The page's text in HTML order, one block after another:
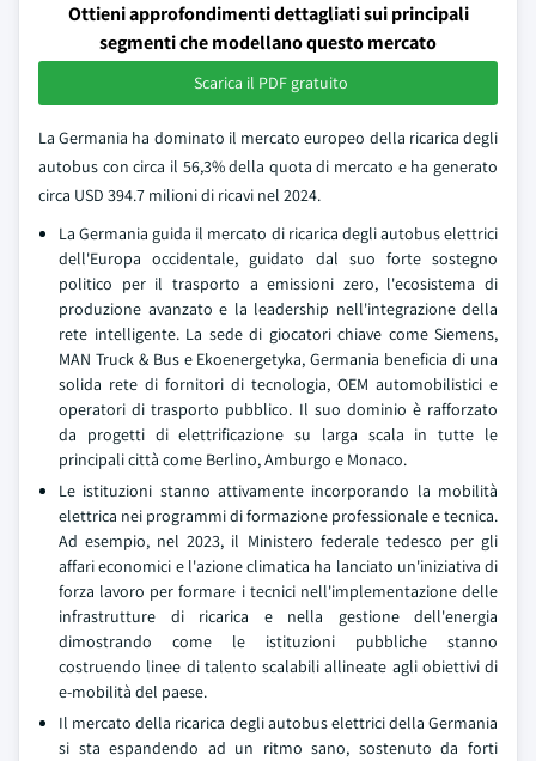
Ottieni approfondimenti dettagliati sui principali
segmenti che modellano questo mercato
Scarica il PDF gratuito
La Germania ha dominato il mercato europeo della ricarica degli
autobus con circa il 56,3% della quota di mercato e ha generato
circa USD 394.7 milioni di ricavi nel 2024.
La Germania guida il mercato di ricarica degli autobus elettrici
dell'Europa occidentale, guidato dal suo forte sostegno
politico per il trasporto a emissioni zero, l'ecosistema di
produzione avanzato e la leadership nell'integrazione della
rete intelligente. La sede di giocatori chiave come Siemens,
MAN Truck & Bus e Ekoenergetyka, Germania beneficia di una
solida rete di fornitori di tecnologia, OEM automobilistici e
operatori di trasporto pubblico. Il suo dominio è rafforzato
da progetti di elettrificazione su larga scala in tutte le
principali città come Berlino, Amburgo e Monaco.
Le istituzioni stanno attivamente incorporando la mobilità
elettrica nei programmi di formazione professionale e tecnica.
Ad esempio, nel 2023, il Ministero federale tedesco per gli
affari economici e l'azione climatica ha lanciato un'iniziativa di
forza lavoro per formare i tecnici nell'implementazione delle
infrastrutture di ricarica e nella gestione dell'energia
dimostrando come le istituzioni pubbliche stanno
costruendo linee di talento scalabili allineate agli obiettivi di
e-mobilità del paese.
Il mercato della ricarica degli autobus elettrici della Germania
si sta espandendo ad un ritmo sano, sostenuto da forti